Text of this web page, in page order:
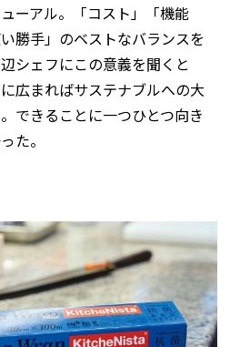
ーアル。「コスト」「機能
勝手」のベストなバランスを
シェフにこの意義を聞くと
広まればサステナブルへの大
できることに一つひとつ向き
た。